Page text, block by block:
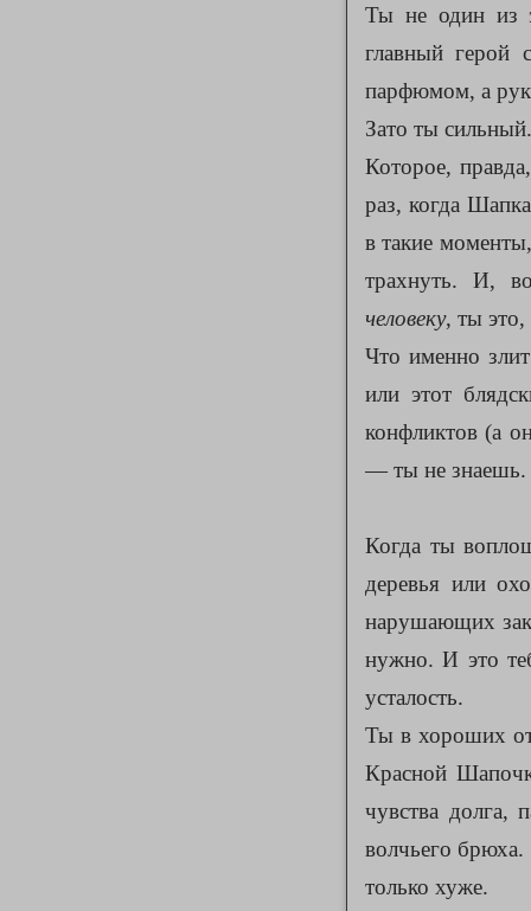
Ты не один из
главный герой
парфюмом, а
Зато ты
Которое,
раз, когда
в такие
трахнуть. И,
человеку, ты
Что именно
или этот
конфликтов (а
— ты не знаешь.
Когда ты
деревья или
нарушающих
нужно. И это
усталость.
Ты в хороших
Красной
чувства долга,
волчьего
только хуже.